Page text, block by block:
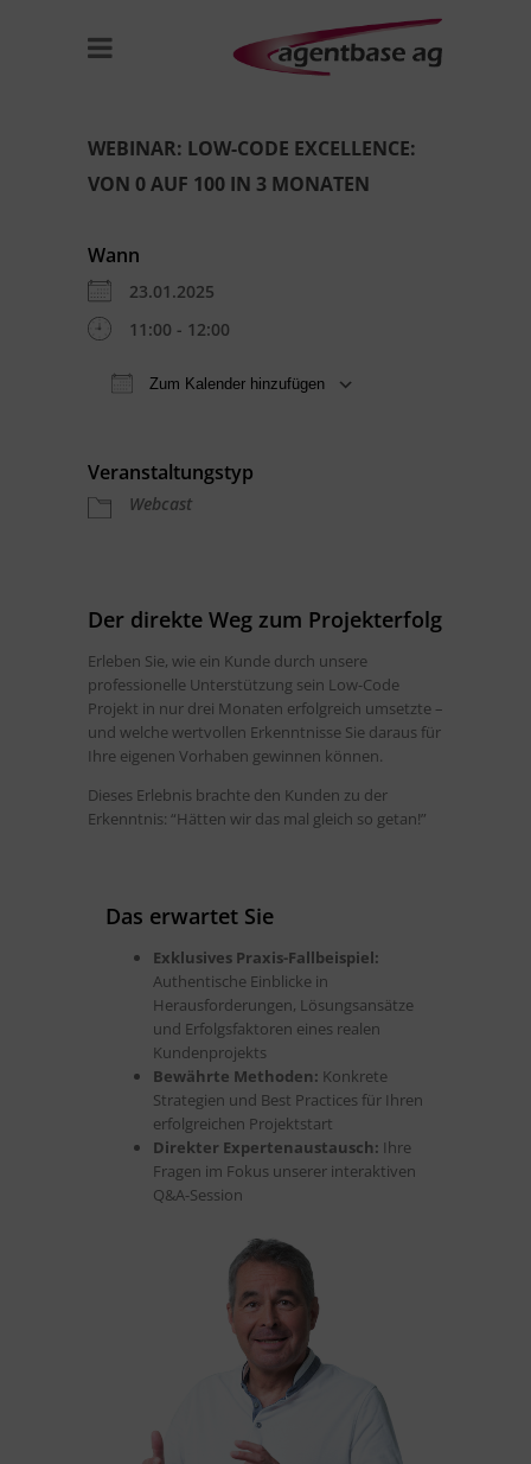
WEBINAR: LOW-CODE EXCELLENCE:
VON 0 AUF 100 IN 3 MONATEN
Wann
23.01.2025
11:00 - 12:00
Zum Kalender hinzufügen
Veranstaltungstyp
Webcast
Der direkte Weg zum Projekterfolg
Erleben Sie, wie ein Kunde durch unsere
professionelle Unterstützung sein Low-Code
Projekt in nur drei Monaten erfolgreich umsetzte –
und welche wertvollen Erkenntnisse Sie daraus für
Ihre eigenen Vorhaben gewinnen können.
Dieses Erlebnis brachte den Kunden zu der
Erkenntnis: “Hätten wir das mal gleich so getan!”
Das erwartet Sie
Exklusives Praxis-Fallbeispiel:
Authentische Einblicke in
Herausforderungen, Lösungsansätze
und Erfolgsfaktoren eines realen
Kundenprojekts
Bewährte Methoden: Konkrete
Strategien und Best Practices für Ihren
erfolgreichen Projektstart
Direkter Expertenaustausch: Ihre
Fragen im Fokus unserer interaktiven
Q&A-Session